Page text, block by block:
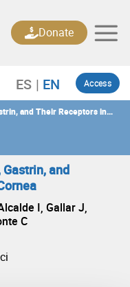
Access
Donate
and Their Receptors in
and
I, Gallar J,
C